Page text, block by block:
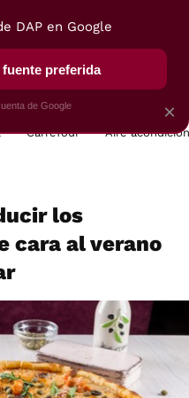
VEGUI
Carrefour Aire
los
cara al verano
×
DAP en Google
preferida
de Google